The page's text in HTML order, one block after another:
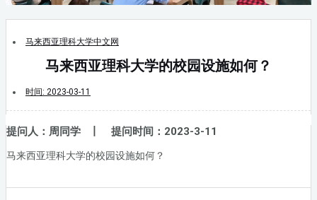
马来西亚理科大学中文网
马来西亚理科大学的校园设施如何？
时间: 2023-03-11
提问人：周同学 丨 提问时间：2023-3-11
马来西亚理科大学的校园设施如何？